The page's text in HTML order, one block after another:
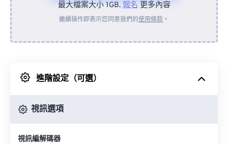
來自裝置
來自 Google 雲端硬碟
最大檔案大小 1GB.報名更多內容
繼續操作即表示您同意我們的使用條款 。
進階設定（可選）
視訊選項
視訊編解碼器